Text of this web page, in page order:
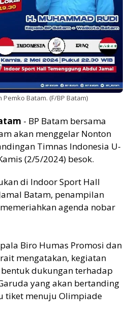
Batam. (F/BP Batam)
- BP Batam bersama
akan menggelar Nonton
Timnas Indonesia U-
(2/5/2024) besok.
di Indoor Sport Hall
Batam, penampilan
agenda nobar
Biro Humas Promosi dan
mengatakan, kegiatan
dukungan terhadap
yang akan bertanding
tiket menuju Olimpiade